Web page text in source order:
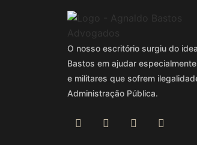
O nosso escritório surgiu do
Bastos em ajudar
e militares que sofrem
Administração Pública.